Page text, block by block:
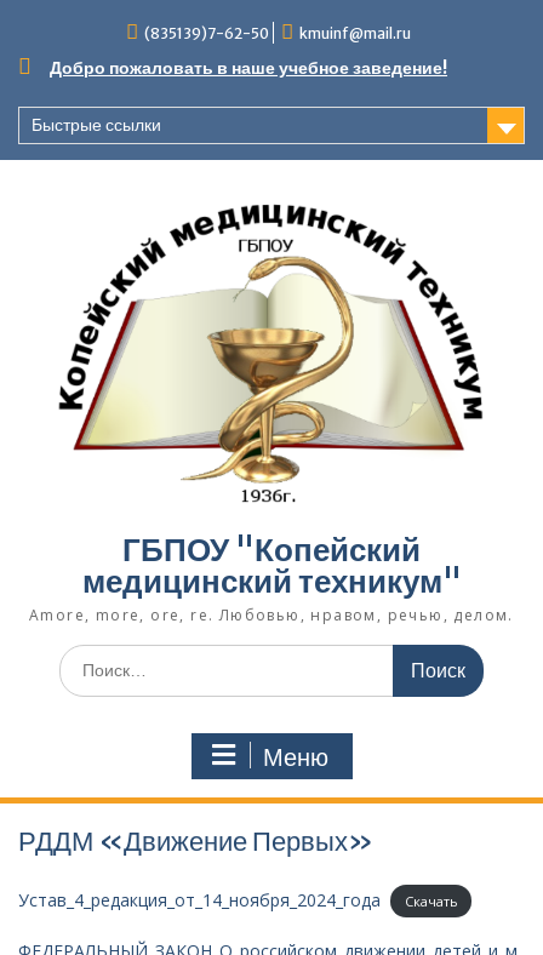
содержимому
(835139)7-62-50 kmuinf@mail.ru
Добро пожаловать в наше учебное заведение!
Быстрые ссылки
ГБПОУ "Копейский
медицинский техникум"
Amore, more, ore, re. Любовью, нравом, речью, делом.
Поиск
по:
Меню
РДДМ «Движение Первых»
Устав_4_редакция_от_14_ноября_2024_года Скачать